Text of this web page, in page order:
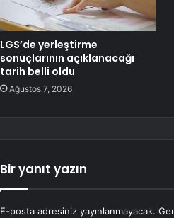
LGS’de yerleştirme
sonuçlarının açıklanacağı
tarih belli oldu
Ağustos 7, 2026
Bir yanıt yazın
E-posta adresiniz yayınlanmayacak.